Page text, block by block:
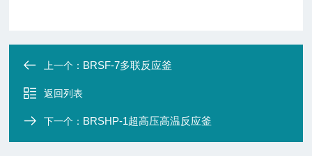
上一个： BRSF-7多联反应釜
返回列表
下一个： BRSHP-1超高压高温反应釜